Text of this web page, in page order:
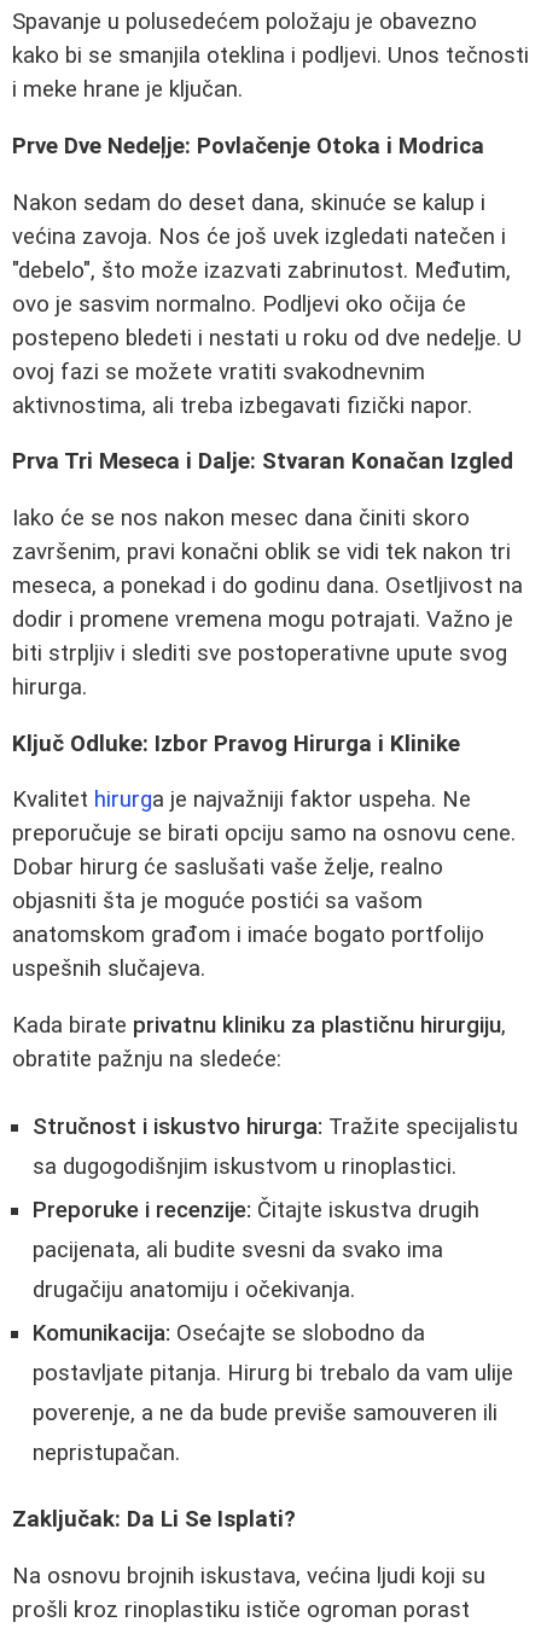
Spavanje u polusedećem položaju je obavezno
kako bi se smanjila oteklina i podljevi. Unos tečnosti
i meke hrane je ključan.
Prve Dve Nedeļje: Povlačenje Otoka i Modrica
Nakon sedam do deset dana, skinuće se kalup i
većina zavoja. Nos će još uvek izgledati natečen i
"debelo", što može izazvati zabrinutost. Međutim,
ovo je sasvim normalno. Podljevi oko očija će
postepeno bledeti i nestati u roku od dve nedeļje. U
ovoj fazi se možete vratiti svakodnevnim
aktivnostima, ali treba izbegavati fizički napor.
Prva Tri Meseca i Dalje: Stvaran Konačan Izgled
Iako će se nos nakon mesec dana činiti skoro
završenim, pravi konačni oblik se vidi tek nakon tri
meseca, a ponekad i do godinu dana. Osetljivost na
dodir i promene vremena mogu potrajati. Važno je
biti strpljiv i slediti sve postoperativne upute svog
hirurga.
Ključ Odluke: Izbor Pravog Hirurga i Klinike
Kvalitet hirurga je najvažniji faktor uspeha. Ne
preporučuje se birati opciju samo na osnovu cene.
Dobar hirurg će saslušati vaše želje, realno
objasniti šta je moguće postići sa vašom
anatomskom građom i imaće bogato portfolijo
uspešnih slučajeva.
Kada birate privatnu kliniku za plastičnu hirurgiju,
obratite pažnju na sledeće:
Stručnost i iskustvo hirurga: Tražite specijalistu
sa dugogodišnjim iskustvom u rinoplastici.
Preporuke i recenzije: Čitajte iskustva drugih
pacijenata, ali budite svesni da svako ima
drugačiju anatomiju i očekivanja.
Komunikacija: Osećajte se slobodno da
postavljate pitanja. Hirurg bi trebalo da vam ulije
poverenje, a ne da bude previše samouveren ili
nepristupačan.
Zaključak: Da Li Se Isplati?
Na osnovu brojnih iskustava, većina ljudi koji su
prošli kroz rinoplastiku ističe ogroman porast